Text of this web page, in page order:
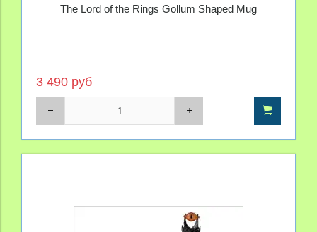
The Lord of the Rings Gollum Shaped Mug
3 490 руб